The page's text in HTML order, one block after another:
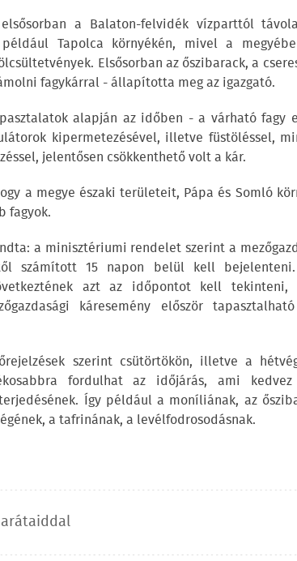
a Balaton-felvidék vízparttól
Tapolca környékén, mivel a
Elsősorban az őszibarack, a
fagykárral - állapította meg az igazgató.
alapján az időben - a várható fagy
kipermetezésével, illetve füstöléssel,
jelentősen csökkenthető volt a kár.
a megye északi területeit, Pápa és Somló
fagyok.
a minisztériumi rendelet szerint a
számított 15 napon belül kell bejelenteni.
azt az időpontot kell
káresemény először
szerint csütörtökön, illetve a
fordulhat az időjárás, ami
Így például a moníliának, az
a tafrinának, a levélfodrosodásnak.